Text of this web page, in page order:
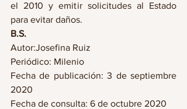
el 2010 y emitir solicitudes al Estado
para evitar daños.
B.S.
Autor:Josefina Ruiz
Periódico: Milenio
Fecha de publicación: 3 de septiembre
2020
Fecha de consulta: 6 de octubre 2020